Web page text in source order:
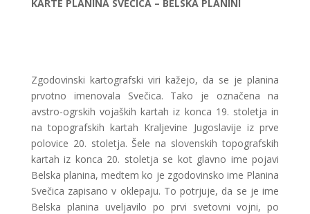
KARTE PLANINA SVEČICA – BELSKA PLANINI
Zgodovinski kartografski viri kažejo, da se je planina
prvotno imenovala Svečica. Tako je označena na
avstro-ogrskih vojaških kartah iz konca 19. stoletja in
na topografskih kartah Kraljevine Jugoslavije iz prve
polovice 20. stoletja. Šele na slovenskih topografskih
kartah iz konca 20. stoletja se kot glavno ime pojavi
Belska planina, medtem ko je zgodovinsko ime Planina
Svečica zapisano v oklepaju. To potrjuje, da se je ime
Belska planina uveljavilo po prvi svetovni vojni, po